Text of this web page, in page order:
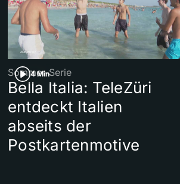
4 Min
Sommer-Serie
Bella Italia: TeleZüri
entdeckt Italien
abseits der
Postkartenmotive